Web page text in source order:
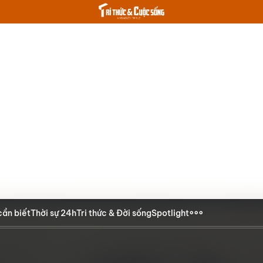
biếtThời sự 24hTri thức & Đời sốngSpotlight